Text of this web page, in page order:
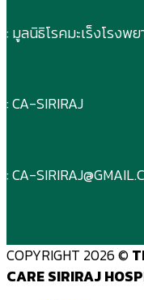
: มูลนิธิโรคมะเร็งโรงพ
: CA-SIRIRAJ
: CA-
COPYRIGHT 2026 ©
CARE SIRIRAJ